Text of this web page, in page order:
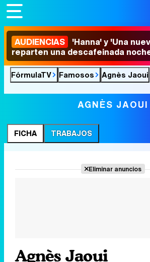
AUDIENCIAS 'Hanna' y 'Una
reparten una descafeinada
FórmulaTV Famosos Agnès Jaoui
AGNÈS JAOUI
FICHA TRABAJOS
Eliminar anuncios
Agnès Jaoui